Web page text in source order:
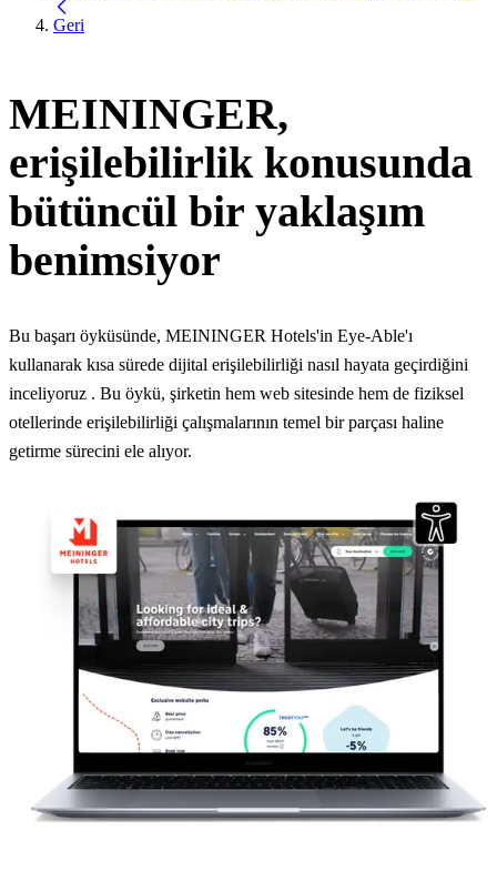
Geri
MEININGER,
erişilebilirlik konusunda
bütüncül bir yaklaşım
benimsiyor
Bu başarı öyküsünde, MEININGER Hotels'in Eye-Able'ı
kullanarak kısa sürede dijital erişilebilirliği nasıl hayata geçirdiğini
inceliyoruz . Bu öykü, şirketin hem web sitesinde hem de fiziksel
otellerinde erişilebilirliği çalışmalarının temel bir parçası haline
getirme sürecini ele alıyor.